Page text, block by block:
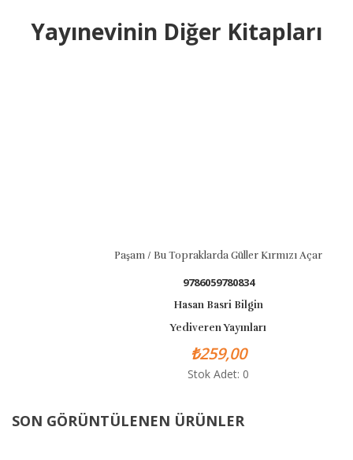
Yayınevinin Diğer Kitapları
Paşam / Bu Topraklarda Güller Kırmızı Açar
9786059780834
Hasan Basri Bilgin
Yediveren Yayınları
₺259,00
Stok Adet: 0
SON GÖRÜNTÜLENEN ÜRÜNLER